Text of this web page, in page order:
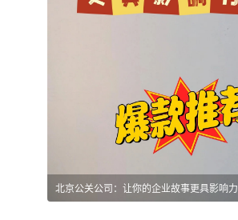
北京公关公司：让你的企业故事更具影响力